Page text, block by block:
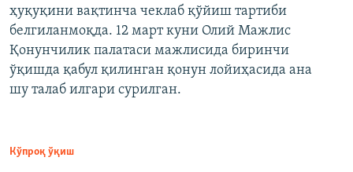
ҳуқуқини вақтинча чеклаб қўйиш тартиби
белгиланмоқда. 12 март куни Олий Мажлис
Қонунчилик палатаси мажлисида биринчи
ўқишда қабул қилинган қонун лойиҳасида ана
шу талаб илгари сурилган.
Кўпроқ ўқиш